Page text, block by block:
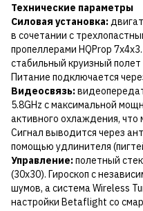
Технические параметры
Силовая установка:
в сочетании с
пропеллерами HQProp
стабильный круизный
Питание подключается
Видеосвязь:
5.8GHz с максимальной
активного охлаждения, что
Сигнал выводится через
помощью удлинителя
Управление:полетный
(30x30). Гироскоп с
шумов, а система Wireless
настройки Betaflight со